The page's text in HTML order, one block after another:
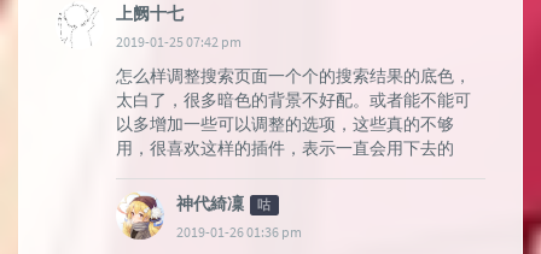
上阙十七
2019-01-25 07:42 pm
怎么样调整搜索页面一个个的搜索结果的底色，
太白了，很多暗色的背景不好配。或者能不能可
以多增加一些可以调整的选项，这些真的不够
用，很喜欢这样的插件，表示一直会用下去的
神代綺凜 咕
2019-01-26 01:36 pm